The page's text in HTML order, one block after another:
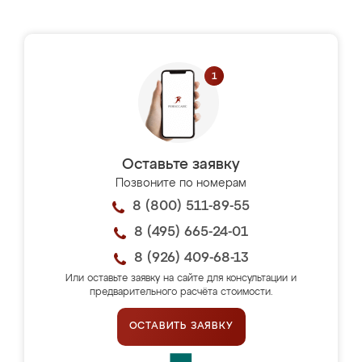
Оставьте заявку
Позвоните по номерам
8 (800) 511-89-55
8 (495) 665-24-01
8 (926) 409-68-13
Или оставьте заявку на сайте для консультации и
предварительного расчёта стоимости.
ОСТАВИТЬ ЗАЯВКУ